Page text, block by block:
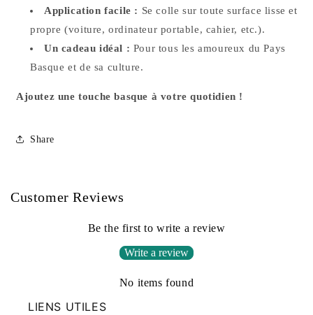
Application facile : Se colle sur toute surface lisse et
propre (voiture, ordinateur portable, cahier, etc.).
Un cadeau idéal : Pour tous les amoureux du Pays
Basque et de sa culture.
Ajoutez une touche basque à votre quotidien !
Share
Customer Reviews
Be the first to write a review
Write a review
No items found
LIENS UTILES